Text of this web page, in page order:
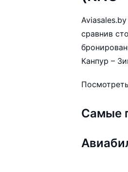
сравнив
Канпур –
Посмотреть
Самые